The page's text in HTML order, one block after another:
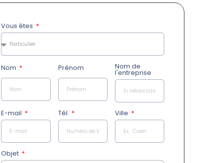
Vous êtes
Nom Prénom Nom de
l'entreprise
E-mail Tél. Ville
Objet